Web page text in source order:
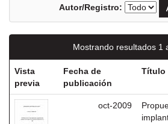
Autor/Registro:
Mostrando resultados 1
Vista
previa
Fecha de
publicación
Título
oct-2009